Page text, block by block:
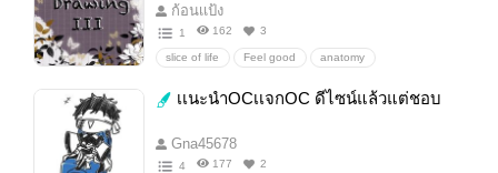
ก้อนเเป้ง
1 162 3
slice of life Feel good anatomy
ScreenTone color
เเนะนำOCเเจกOC ดีไซน์แล้วแต่ชอบ
Gna45678
4 177 2